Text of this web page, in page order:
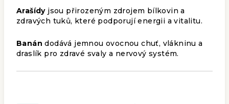
Arašídyjsou přirozeným zdrojem bílkovin a
zdravých tuků, které podporují energii a vitalitu.
Banán dodává jemnou ovocnou chuť, vlákninu a
draslík pro zdravé svaly a nervový systém.